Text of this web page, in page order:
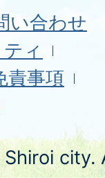
い合わせ
ィ
責事項
city.